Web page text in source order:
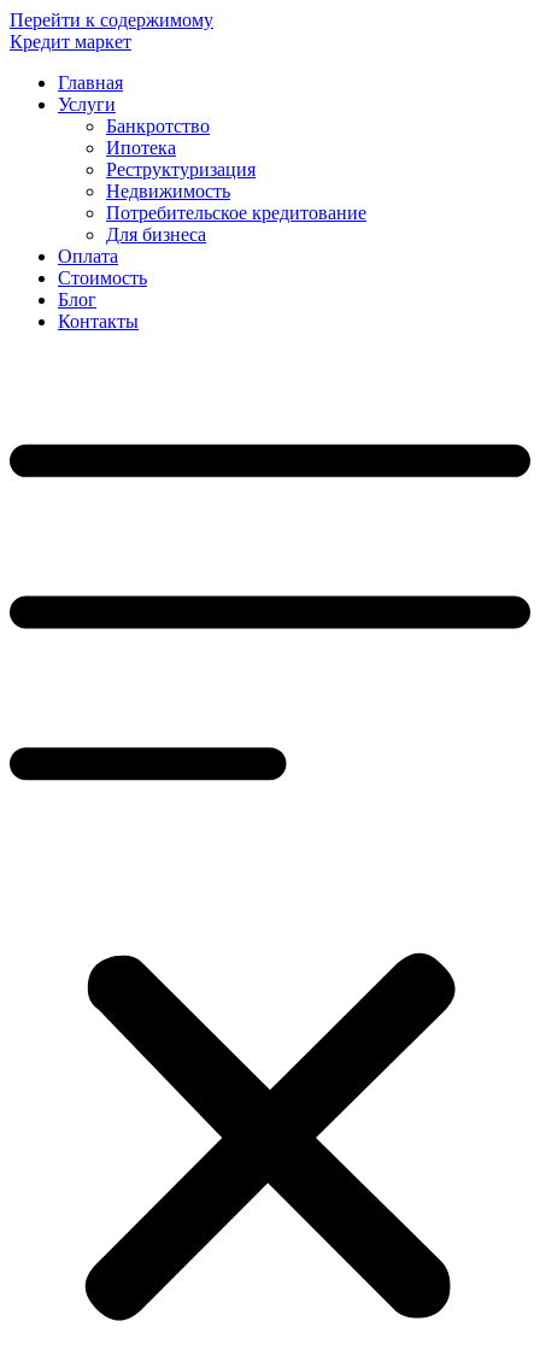
Перейти к содержимому
Кредит маркет
Главная
Услуги
Банкротство
Ипотека
Реструктуризация
Недвижимость
Потребительское кредитование
Для бизнеса
Оплата
Стоимость
Блог
Контакты